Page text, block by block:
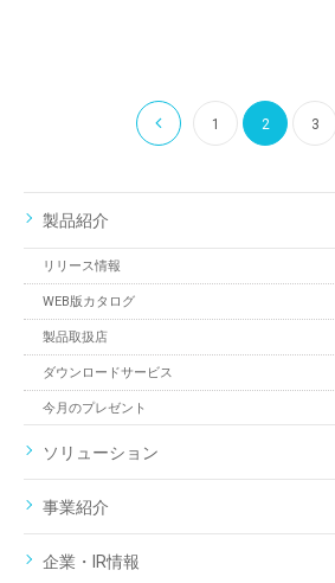
1 2 3
製品紹介
リリース情報
WEB版カタログ
製品取扱店
ダウンロードサービス
今月のプレゼント
ソリューション
事業紹介
企業・IR情報